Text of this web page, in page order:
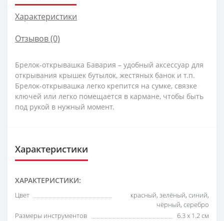
Характеристики
Отзывов (0)
Брелок-открывашка Бавария – удобный аксессуар для
открывания крышек бутылок, жестяных банок и т.п.
Брелок-открывашка легко крепится на сумке, связке
ключей или легко помещается в кармане, чтобы быть
под рукой в нужный момент.
Характеристики
ХАРАКТЕРИСТИКИ:
Цвет
красный, зелёный, синий,
чёрный, серебро
Размеры инструментов
6.3 x 1.2 см